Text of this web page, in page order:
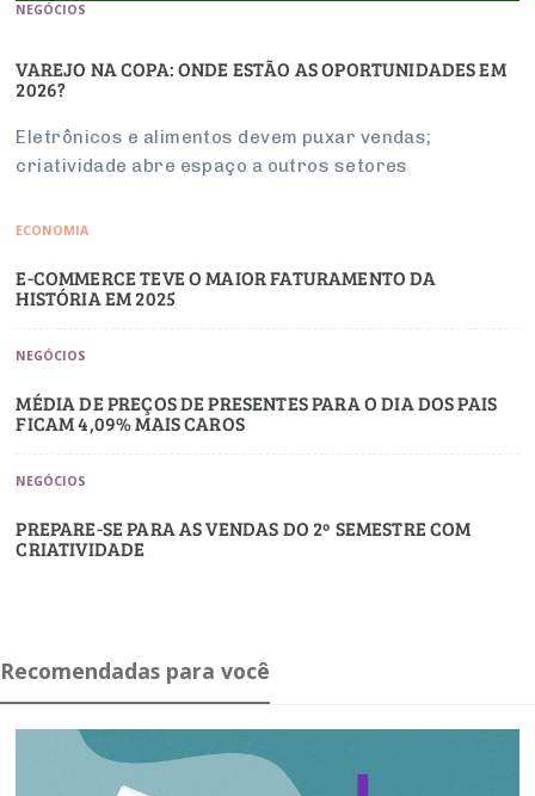
NEGÓCIOS
VAREJO NA COPA: ONDE ESTÃO AS OPORTUNIDADES EM
2026?
Eletrônicos e alimentos devem puxar vendas;
criatividade abre espaço a outros setores
ECONOMIA
E-COMMERCE TEVE O MAIOR FATURAMENTO DA
HISTÓRIA EM 2025
NEGÓCIOS
MÉDIA DE PREÇOS DE PRESENTES PARA O DIA DOS PAIS
FICAM 4,09% MAIS CAROS
NEGÓCIOS
PREPARE-SE PARA AS VENDAS DO 2º SEMESTRE COM
CRIATIVIDADE
Recomendadas para você